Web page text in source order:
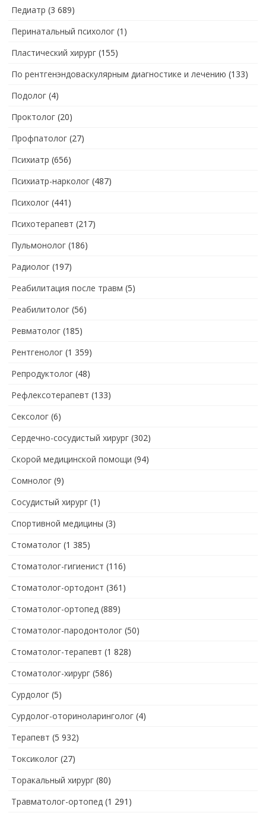
Педиатр (3 689)
Перинатальный психолог (1)
Пластический хирург (155)
По рентгенэндоваскулярным диагностике и лечению (133)
Подолог (4)
Проктолог (20)
Профпатолог (27)
Психиатр (656)
Психиатр-нарколог (487)
Психолог (441)
Психотерапевт (217)
Пульмонолог (186)
Радиолог (197)
Реабилитация после травм (5)
Реабилитолог (56)
Ревматолог (185)
Рентгенолог (1 359)
Репродуктолог (48)
Рефлексотерапевт (133)
Сексолог (6)
Сердечно-сосудистый хирург (302)
Скорой медицинской помощи (94)
Сомнолог (9)
Сосудистый хирург (1)
Спортивной медицины (3)
Стоматолог (1 385)
Стоматолог-гигиенист (116)
Стоматолог-ортодонт (361)
Стоматолог-ортопед (889)
Стоматолог-пародонтолог (50)
Стоматолог-терапевт (1 828)
Стоматолог-хирург (586)
Сурдолог (5)
Сурдолог-оториноларинголог (4)
Терапевт (5 932)
Токсиколог (27)
Торакальный хирург (80)
Травматолог-ортопед (1 291)